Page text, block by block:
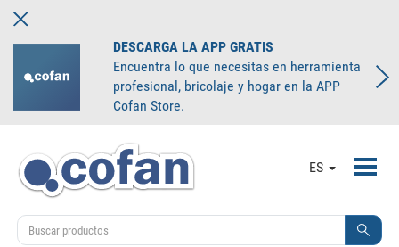
DESCARGA LA APP GRATIS
Encuentra lo que necesitas en herramienta
profesional, bricolaje y hogar en la APP
Cofan Store.
ES